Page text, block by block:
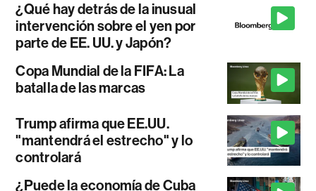
¿Qué hay detrás de la inusual
intervención sobre el yen por
parte de EE. UU. y Japón?
Copa Mundial de la FIFA: La
batalla de las marcas
Trump afirma que EE.UU.
"mantendrá el estrecho" y lo
controlará
¿Puede la economía de Cuba